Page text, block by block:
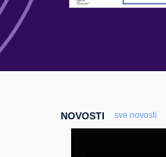
NOVOSTI sve novosti